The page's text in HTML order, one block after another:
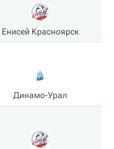
Енисей Красноярск
Динамо-Урал